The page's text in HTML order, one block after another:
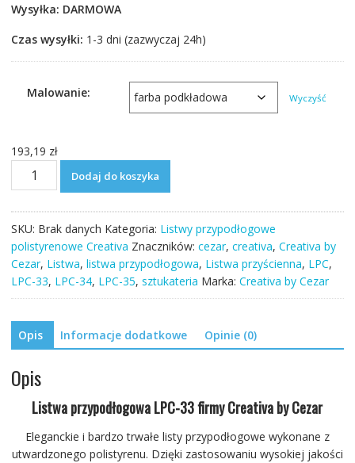
Wysyłka: DARMOWA
Czas wysyłki: 1-3 dni (zazwyczaj 24h)
Malowanie: Wyczyść
193,19 zł
Listwa
33
244cm
Creativa
17,5cm
Dodaj do koszyka
SKU: Brak danych Kategoria: Listwy przypodłogowe
polistyrenowe Creativa Znaczników: cezar, creativa, Creativa by
Cezar, Listwa, listwa przypodłogowa, Listwa przyścienna, LPC,
LPC-33, LPC-34, LPC-35, sztukateria Marka: Creativa by Cezar
Opis Informacje dodatkowe Opinie (0)
Opis
Listwa przypodłogowa LPC-33 firmy Creativa by Cezar
Eleganckie i bardzo trwałe listy przypodłogowe wykonane z
utwardzonego polistyrenu. Dzięki zastosowaniu wysokiej jakości